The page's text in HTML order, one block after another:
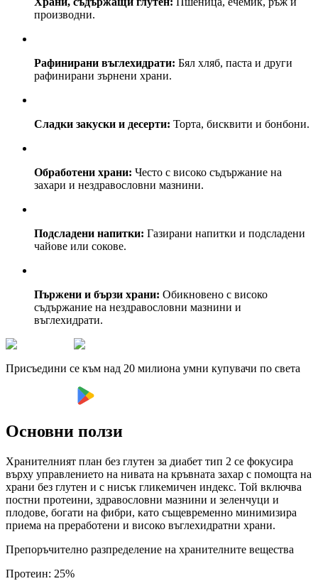
производни.
Рафинирани въглехидрати: Бял хляб, паста и други
рафинирани зърнени храни.
Сладки закуски и десерти: Торта, бисквити и бонбони.
Обработени храни: Често с високо съдържание на
захари и нездравословни мазнини.
Подсладени напитки: Газирани напитки и подсладени
чайове или сокове.
Пържени и бързи храни: Обикновено с високо
съдържание на нездравословни мазнини и
въглехидрати.
Присъедини се към над 20 милиона умни купувачи по света
Основни ползи
Хранителният план без глутен за диабет тип 2 се фокусира
върху управлението на нивата на кръвната захар с помощта на
храни без глутен и с нисък гликемичен индекс. Той включва
постни протеини, здравословни мазнини и зеленчуци и
плодове, богати на фибри, като същевременно минимизира
приема на преработени и високо въглехидратни храни.
Препоръчително разпределение на хранителните вещества
Протеин: 25%